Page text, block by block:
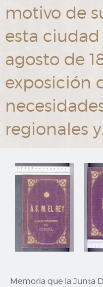
motivo de
esta ciudad
agosto de
exposición
regionales
Memoria que la Junta